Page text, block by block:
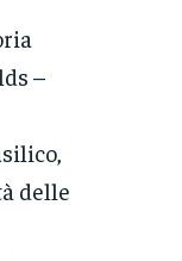
–
delle